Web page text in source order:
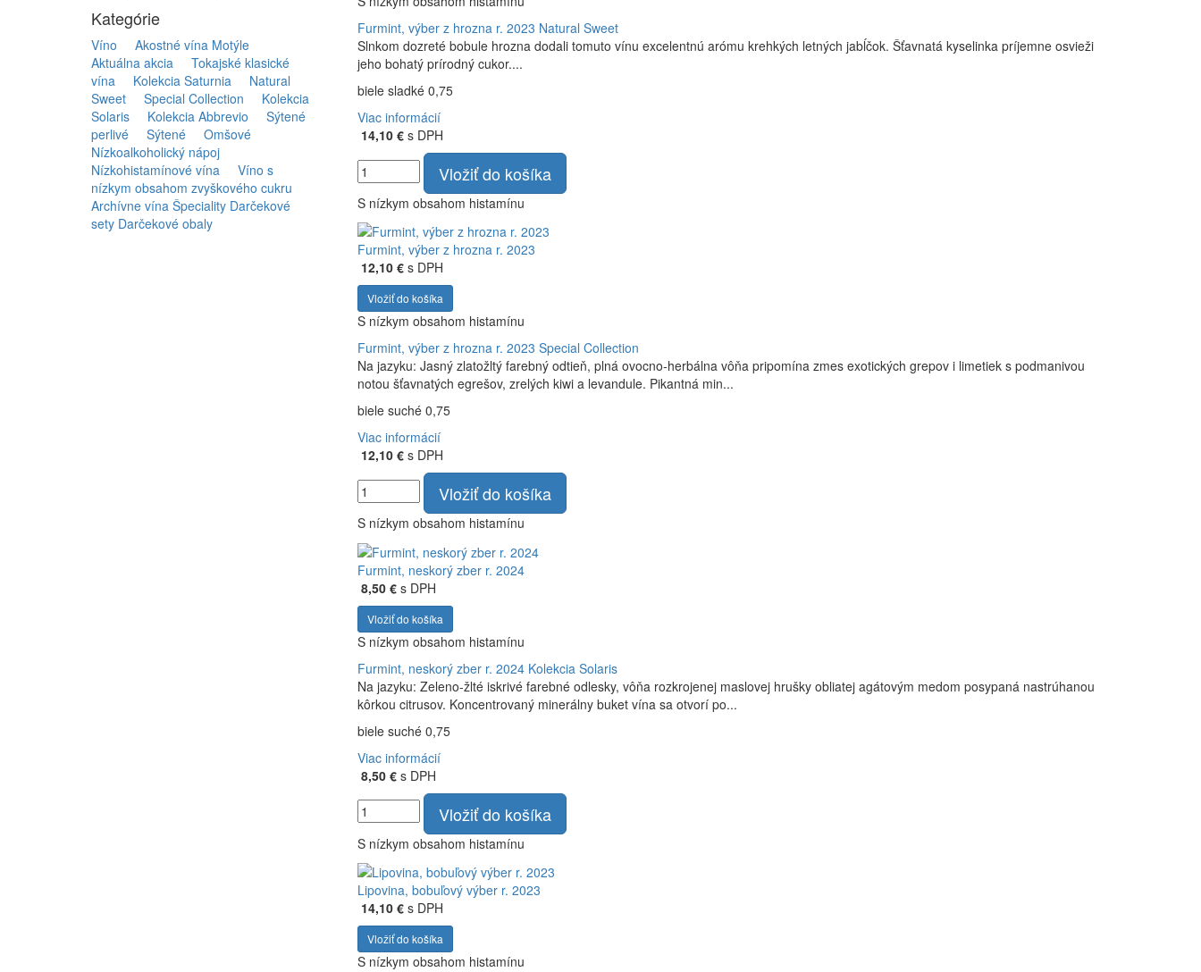
Kategórie
Víno
Akostné vína Motýle
Aktuálna akcia
Tokajské klasické
vína
Kolekcia Saturnia
Natural
Sweet
Special Collection
Kolekcia
Solaris
Kolekcia Abbrevio
Sýtené
perlivé
Sýtené
Omšové
Nízkoalkoholický nápoj
Nízkohistamínové vína
Víno s
nízkym obsahom zvyškového cukru
Archívne vína Špeciality Darčekové
sety Darčekové obaly
Furmint, výber z hrozna r. 2023 Natural Sweet
Slnkom dozreté bobule hrozna dodali tomuto vínu excelentnú arómu krehkých letných jabĺčok. Šťavnatá kyselinka príjemne osvieži
jeho bohatý prírodný cukor....
biele sladké 0,75
Viac informácií
14,10 €s DPH
Vložiť do košíka
S nízkym obsahom histamínu
Furmint, výber z hrozna r. 2023
12,10 €s DPH
Vložiť do košíka
S nízkym obsahom histamínu
Furmint, výber z hrozna r. 2023 Special Collection
Na jazyku: Jasný zlatožltý farebný odtieň, plná ovocno-herbálna vôňa pripomína zmes exotických grepov i limetiek s podmanivou
notou šťavnatých egrešov, zrelých kiwi a levandule. Pikantná min...
biele suché 0,75
Viac informácií
12,10 €s DPH
Vložiť do košíka
S nízkym obsahom histamínu
Furmint, neskorý zber r. 2024
8,50 €s DPH
Vložiť do košíka
S nízkym obsahom histamínu
Furmint, neskorý zber r. 2024 Kolekcia Solaris
Na jazyku: Zeleno-žlté iskrivé farebné odlesky, vôňa rozkrojenej maslovej hrušky obliatej agátovým medom posypaná nastrúhanou
kôrkou citrusov. Koncentrovaný minerálny buket vína sa otvorí po...
biele suché 0,75
Viac informácií
8,50 €s DPH
Vložiť do košíka
S nízkym obsahom histamínu
Lipovina, bobuľový výber r. 2023
14,10 €s DPH
Vložiť do košíka
S nízkym obsahom histamínu